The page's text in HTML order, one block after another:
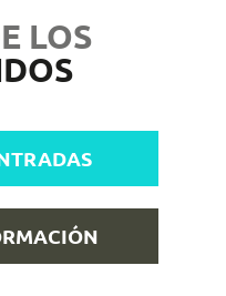
LOS